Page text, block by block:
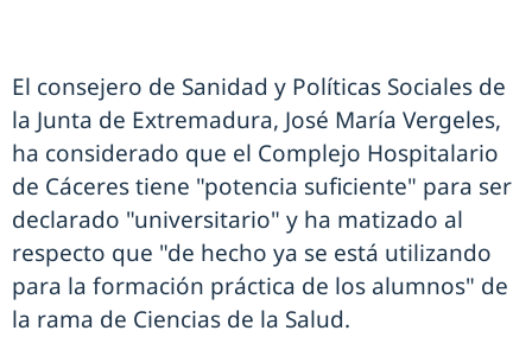
El consejero de Sanidad y Políticas Sociales de
la Junta de Extremadura, José María Vergeles,
ha considerado que el Complejo Hospitalario
de Cáceres tiene "potencia suficiente" para ser
declarado "universitario" y ha matizado al
respecto que "de hecho ya se está utilizando
para la formación práctica de los alumnos" de
la rama de Ciencias de la Salud.